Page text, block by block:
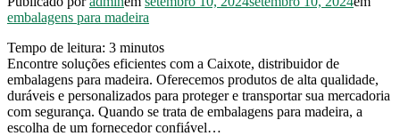
embalagens para madeira
Tempo de leitura: 3 minutos
Encontre soluções eficientes com a Caixote, distribuidor de
embalagens para madeira. Oferecemos produtos de alta qualidade,
duráveis e personalizados para proteger e transportar sua mercadoria
com segurança. Quando se trata de embalagens para madeira, a
escolha de um fornecedor confiável…